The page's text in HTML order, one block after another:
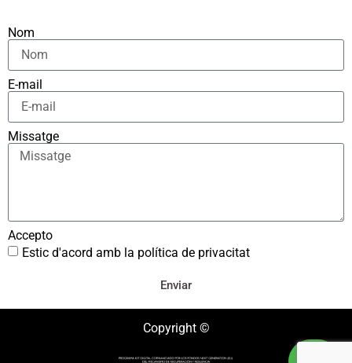
Nom
E-mail
Missatge
Accepto
Estic d'acord amb la política de privacitat
Enviar
Copyright ©